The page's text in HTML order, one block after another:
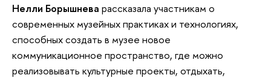
Нелли Борышнева рассказала участникам о
современных музейных практиках и технологиях,
способных создать в музее новое
коммуникационное пространство, где можно
реализовывать культурные проекты, отдыхать,